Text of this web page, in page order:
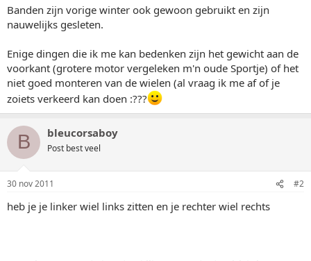
Banden zijn vorige winter ook gewoon gebruikt en zijn
nauwelijks gesleten.
Enige dingen die ik me kan bedenken zijn het gewicht aan de
voorkant (grotere motor vergeleken m'n oude Sportje) of het
niet goed monteren van de wielen (al vraag ik me af of je
zoiets verkeerd kan doen :???
B bleucorsaboy
Post best veel
30 nov 2011 #2
heb je je linker wiel links zitten en je rechter wiel rechts